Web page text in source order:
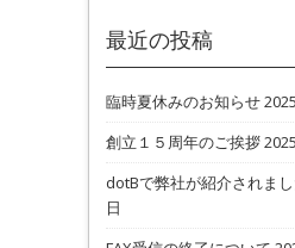
最近の投稿
臨時夏休みのお知らせ
創立１５周年のご挨拶
dotBで弊社が紹介されまし
日